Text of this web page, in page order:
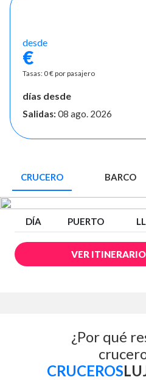
desde
€
Tasas: 0 € por pasajero
días desde
Salidas: 08 ago. 2026
CRUCERO BARCO
DÍA PUERTO
VER
¿Por qué
CRUCEROS